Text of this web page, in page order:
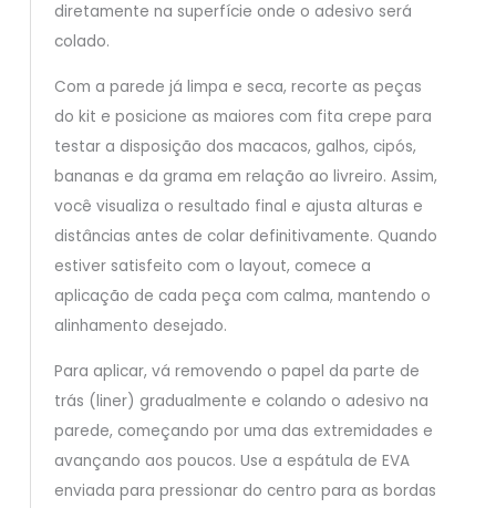
diretamente na superfície onde o adesivo será
colado.
Com a parede já limpa e seca, recorte as peças
do kit e posicione as maiores com fita crepe para
testar a disposição dos macacos, galhos, cipós,
bananas e da grama em relação ao livreiro. Assim,
você visualiza o resultado final e ajusta alturas e
distâncias antes de colar definitivamente. Quando
estiver satisfeito com o layout, comece a
aplicação de cada peça com calma, mantendo o
alinhamento desejado.
Para aplicar, vá removendo o papel da parte de
trás (liner) gradualmente e colando o adesivo na
parede, começando por uma das extremidades e
avançando aos poucos. Use a espátula de EVA
enviada para pressionar do centro para as bordas